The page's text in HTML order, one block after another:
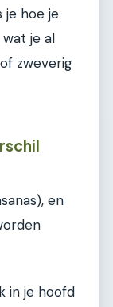
je hoe je
je al
zweverig
en
in je hoofd